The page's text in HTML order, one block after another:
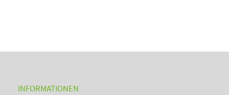
INFORMATIONEN